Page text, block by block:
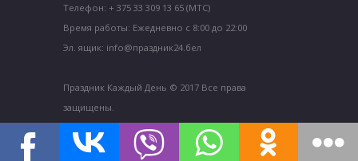
Телефон: + 375 33 309 13 65 (МТС)
Время работы: Ежедневно с 8:00 до 22:00
Эл. ящик: info@праздник24.бел
Праздник Каждый День © 2017 Все права
защищены.